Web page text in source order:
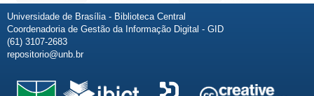
Universidade de Brasília - Biblioteca Central
Coordenadoria de Gestão da Informação Digital - GID
(61) 3107-2683
repositorio@unb.br